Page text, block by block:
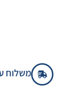
משלוח